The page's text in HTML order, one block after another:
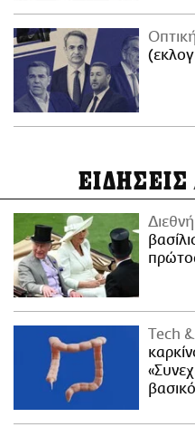
ΕΙΔΗΣΕΙΣ
Διεθνή
Τech